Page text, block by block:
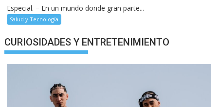
Especial. – En un mundo donde gran parte...
Salud y Tecnología
CURIOSIDADES Y ENTRETENIMIENTO